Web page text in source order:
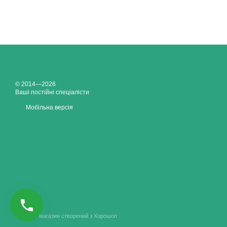
використанню товстого
природного освітлення
Вирішення ваших
таблицю, яка допоможе
© 2014—2026
Ваші постійні спеціалісти
Мобільна версія
Інтернет-магазин створений з Хорошоп